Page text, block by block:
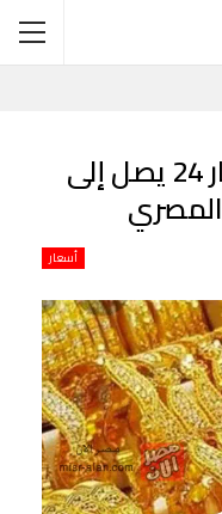
ارتفاع أسعار الذهب: عيار 24 يصل إلى
أسعار